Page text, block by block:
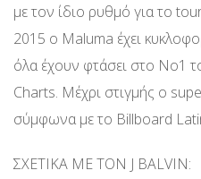
με τον ίδιο ρυθμό για το
2015 ο Maluma έχει
όλα έχουν φτάσει στο Νο1
Charts. Μέχρι στιγμής ο
σύμφωνα με το Billboard
ΣΧΕΤΙΚΑ ΜΕ ΤΟΝ J BALVIN: